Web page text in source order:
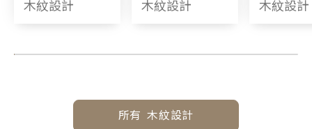
木紋設計 木紋設計 木紋設計
所有 木紋設計